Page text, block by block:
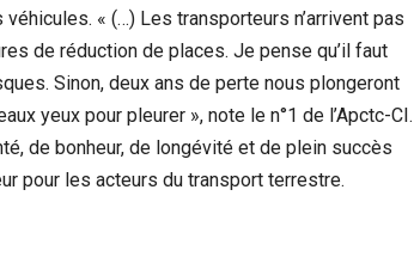
« (…) Les transporteurs n’arrivent pas
de réduction de places. Je pense qu’il faut
Sinon, deux ans de perte nous plongeront
yeux pour pleurer », note le n°1 de l’Apctc-CI.
de bonheur, de longévité et de plein succès
pour les acteurs du transport terrestre.